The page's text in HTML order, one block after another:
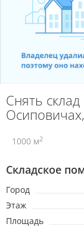
Снять
1000 м2
Складское
Город
Этаж
Площадь